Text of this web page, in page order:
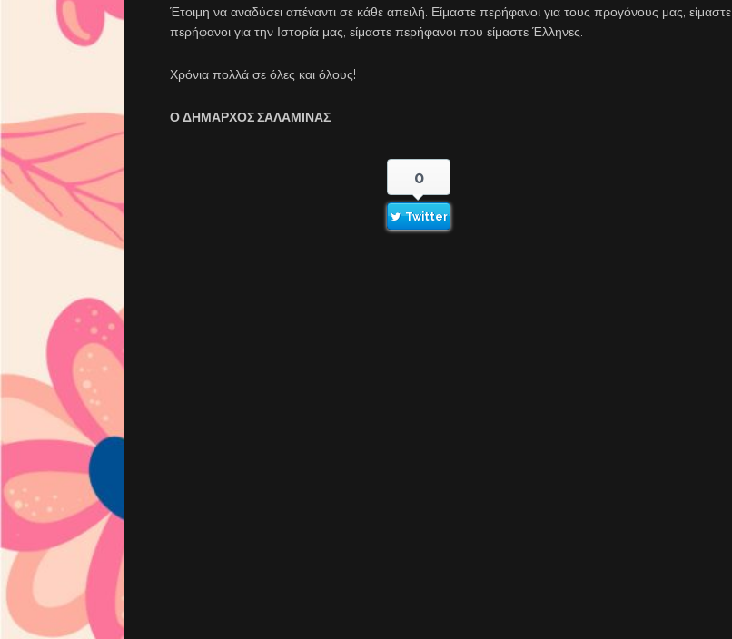
Έτοιμη να αναδύσει απέναντι σε κάθε απειλή. Είμαστε περήφανοι για τους προγόνους μας, είμαστε
περήφανοι για την Ιστορία μας, είμαστε περήφανοι που είμαστε Έλληνες.
Χρόνια πολλά σε όλες και όλους!
Ο ΔΗΜΑΡΧΟΣ ΣΑΛΑΜΙΝΑΣ
0
Twitter